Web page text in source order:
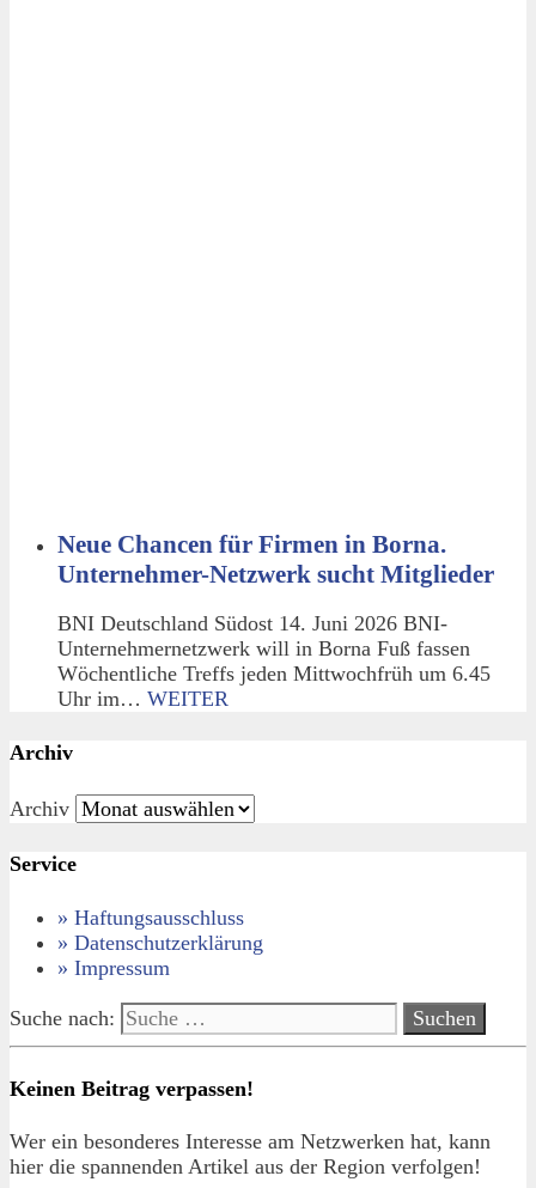
Neue Chancen für Firmen in Borna.
Unternehmer-Netzwerk sucht Mitglieder
BNI Deutschland Südost 14. Juni 2026 BNI-
Unternehmernetzwerk will in Borna Fuß fassen
Wöchentliche Treffs jeden Mittwochfrüh um 6.45
Uhr im… WEITER
Archiv
Archiv
Service
» Haftungsausschluss
» Datenschutzerklärung
» Impressum
Suche nach:
Keinen Beitrag verpassen!
Wer ein besonderes Interesse am Netzwerken hat, kann
hier die spannenden Artikel aus der Region verfolgen!